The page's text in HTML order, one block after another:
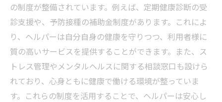
の制度が整備されています。例えば、定期健康診断の受
診支援や、予防接種の補助金制度があります。これによ
り、ヘルパーは自分自身の健康を守りつつ、利用者様に
質の高いサービスを提供することができます。また、ス
トレス管理やメンタルヘルスに関する相談窓口も設けら
れており、心身ともに健康で働ける環境が整っていま
す。これらの制度を活用することで、ヘルパーは安心し